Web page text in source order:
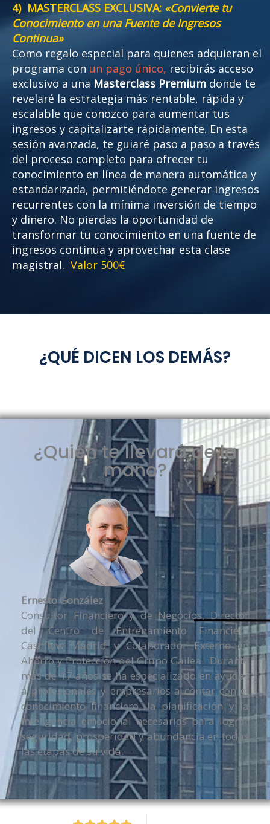
4) MASTERCLASS EXCLUSIVA: «Convierte tu
Conocimiento en una Fuente de Ingresos
Continua»
Como regalo especial para quienes adquieran el
programa con un pago único, recibirás acceso
exclusivo a una Masterclass Premium donde te
revelaré la estrategia más rentable, rápida y
escalable que conozco para aumentar tus
ingresos y capitalizarte rápidamente. En esta
sesión avanzada, te guiaré paso a paso a través
del proceso completo para ofrecer tu
conocimiento en línea de manera automática y
estandarizada, permitiéndote generar ingresos
recurrentes con la mínima inversión de tiempo
y dinero. No pierdas la oportunidad de
transformar tu conocimiento en una fuente de
ingresos continua y aprovechar esta clase
magistral. Valor 500€
¿QUÉ DICEN LOS DEMÁS?
¿Quién te llevará de la
mano?
Ernesto González
Consultor Financiero y de Negocios, Director
del Centro de Entrenamiento Financiero
Cashflow Madrid y Colaborador Externo en
Ahorro y Protección del Grupo Gailea. Durante
más de 17 años se ha especializado en ayudar
a profesionales y empresarios a contar con el
conocimiento financiero, la planificación y la
inteligencia emocional necesarios para lograr
seguridad, prosperidad y abundancia en todas
las etapas de su vida.